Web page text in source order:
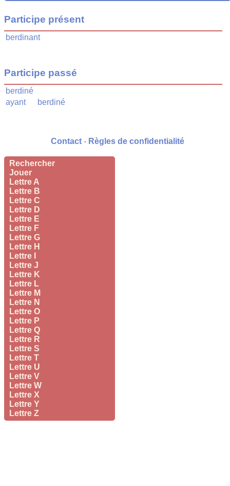
Rechercher
Jouer
Lettre A
Lettre B
Lettre C
Lettre D
Lettre E
Lettre F
Lettre G
Lettre H
Lettre I
Lettre J
Lettre K
Lettre L
Lettre M
Lettre N
Lettre O
Lettre P
Lettre Q
Lettre R
Lettre S
Lettre T
Lettre U
Lettre V
Lettre W
Lettre X
Lettre Y
Lettre Z
Participe présent
berdinant
Participe passé
berdiné
ayant
berdiné
Contact - Règles de confidentialité